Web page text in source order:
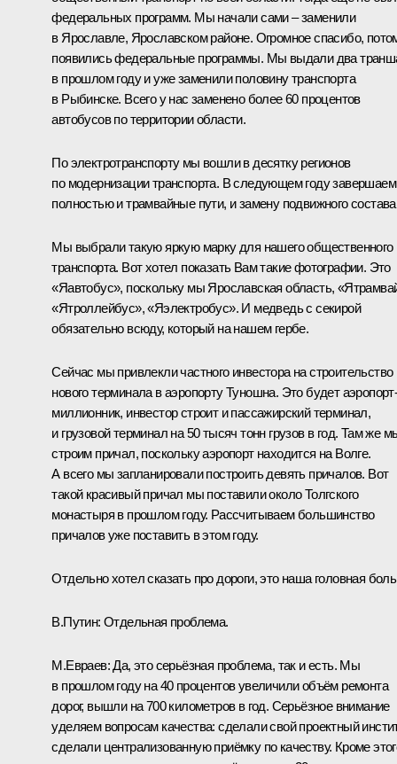
федеральных программ. Мы начали сами – заменили
в Ярославле, Ярославском районе. Огромное спасибо,
появились федеральные программы. Мы выдали два
в прошлом году и уже заменили половину транспорта
в Рыбинске. Всего у нас заменено более 60 процентов
автобусов по территории области.
По электротранспорту мы вошли в десятку регионов
по модернизации транспорта. В следующем году завершаем
полностью и трамвайные пути, и замену подвижного
Мы выбрали такую яркую марку для нашего общественного
транспорта. Вот хотел показать Вам такие фотографии. Это
«Яавтобус», поскольку мы Ярославская область,
«Ятроллейбус», «Яэлектробус». И медведь с секирой
обязательно всюду, который на нашем гербе.
Сейчас мы привлекли частного инвестора на строительство
нового терминала в аэропорту Туношна. Это будет
миллионник, инвестор строит и пассажирский терминал,
и грузовой терминал на 50 тысяч тонн грузов в год. Там же
строим причал, поскольку аэропорт находится на Волге.
А всего мы запланировали построить девять причалов. Вот
такой красивый причал мы поставили около Толгского
монастыря в прошлом году. Рассчитываем большинство
причалов уже поставить в этом году.
Отдельно хотел сказать про дороги, это наша головная
В.Путин: Отдельная проблема.
М.Евраев:Да, это серьёзная проблема, так и есть. Мы
в прошлом году на 40 процентов увеличили объём ремонта
дорог, вышли на 700 километров в год. Серьёзное внимание
уделяем вопросам качества: сделали свой проектный
сделали централизованную приёмку по качеству. Кроме